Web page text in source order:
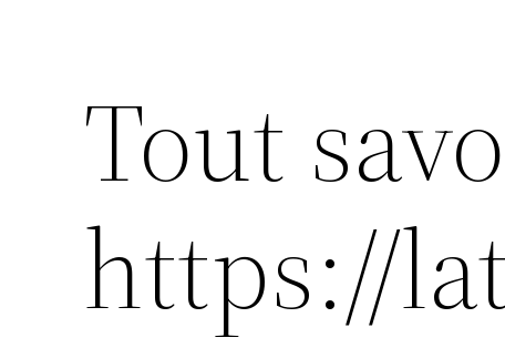
Tout
https://